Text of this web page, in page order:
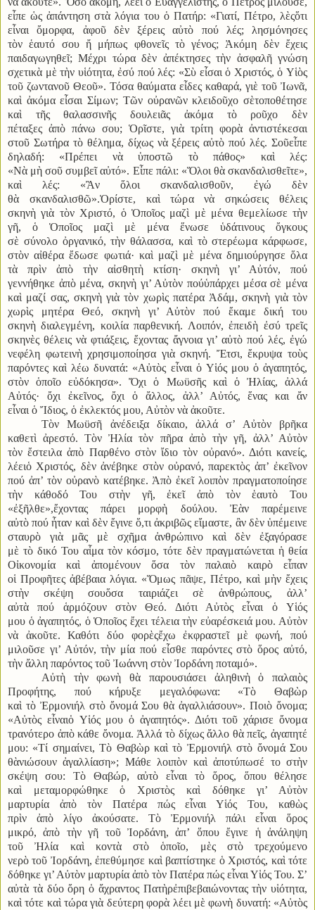
εἶπε ὡς ἀπάντηση στὰ λόγια του ὁ Πατήρ: «Γιατί, Πέτρο, λὲςὅτι
εἶναι ὄμορφα, ἀφοῦ δὲν ξέρεις αὐτὸ πού λές; λησμόνησες
τὸν ἑαυτό σου ἤ μήπως φθονεῖς τὸ γένος; Ἀκόμη δὲν ἔχεις
παιδαγωγηθεῖ; Μέχρι τώρα δὲν ἀπέκτησες τὴν ἀσφαλῆ γνώση
σχετικὰ μὲ τὴν υἱότητα, ἐσύ πού λές: «Σὺ εἶσαι ὁ Χριστός, ὁ Υἱὸς
τοῦ ζωντανοῦ Θεοῦ». Τόσα θαύματα εἶδες καθαρά, γιὲ τοῦ Ἰωνᾶ,
καὶ ἀκόμα εἶσαι Σίμων; Τῶν οὐρανῶν κλειδοῦχο σὲτοποθέτησε
καὶ τῆς θαλασσινῆς δουλειᾶς ἀκόμα τὸ ροῦχο δὲν
πέταξες ἀπὸ πάνω σου; Ὁρῖστε, γιὰ τρίτη φορὰ ἀντιστέκεσαι
στοῦ Σωτήρα τὸ θέλημα, δίχως νὰ ξέρεις αὐτὸ πού λές. Σοῦεἶπε
δηλαδή: «Πρέπει νὰ ὑποστῶ τὸ πάθος» καὶ λές:
«Νὰ μὴ σοῦ συμβεῖ αὐτό». Εἶπε πάλι: «Ὅλοι θὰ σκανδαλισθεῖτε»,
καὶ λές: «Ἂν ὅλοι σκανδαλισθοῦν, ἐγώ δὲν
θὰ σκανδαλισθῶ».Ὁρίστε, καὶ τώρα νὰ σηκώσεις θέλεις
σκηνὴ γιὰ τὸν Χριστό, ὁ Ὁποῖος μαζὶ μὲ μένα θεμελίωσε τὴν
γῆ, ὁ Ὁποῖος μαζὶ μὲ μένα ἕνωσε ὑδάτινους ὄγκους
σὲ σύνολο ὀργανικό, τὴν θάλασσα, καὶ τὸ στερέωμα κάρφωσε,
στὸν αἰθέρα ἔδωσε φωτιά· καὶ μαζὶ μὲ μένα δημιούργησε ὅλα
τὰ πρὶν ἀπὸ τὴν αἰσθητὴ κτίση· σκηνὴ γι’ Αὐτόν, πού
γεννήθηκε ἀπὸ μένα, σκηνὴ γι’ Αὐτὸν πούὑπάρχει μέσα σὲ μένα
καὶ μαζί σας, σκηνὴ γιὰ τὸν χωρὶς πατέρα Ἀδάμ, σκηνὴ γιὰ τὸν
χωρὶς μητέρα Θεό, σκηνὴ γι’ Αὐτὸν πού ἔκαμε δική του
σκηνὴ διαλεγμένη, κοιλία παρθενική. Λοιπόν, ἐπειδὴ ἐσύ τρεῖς
σκηνὲς θέλεις νὰ φτιάξεις, ἔχοντας ἄγνοια γι’ αὐτὸ πού λές, ἐγώ
νεφέλη φωτεινὴ χρησιμοποίησα γιὰ σκηνή. Ἔτσι, ἔκρυψα τοὺς
παρόντες καὶ λέω δυνατά: «Αὐτὸς εἶναι ὁ Υἱός μου ὁ ἀγαπητός,
στὸν ὁποῖο εὐδόκησα». Ὄχι ὁ Μωϋσῆς καὶ ὁ Ἠλίας, ἀλλά
Αὐτός· ὄχι ἐκεῖνος, ὄχι ὁ ἄλλος, ἀλλ’ Αὐτός, ἕνας και ἄν
εἶναι ὁ Ἴδιος, ὁ ἐκλεκτός μου, Αὐτὸν νὰ ἀκοῦτε.
Τὸν Μωϋσῆ ἀνέδειξα δίκαιο, ἀλλά σ’ Αὐτὸν βρῆκα
καθετὶ ἀρεστό. Τὸν Ἠλία τὸν πῆρα ἀπὸ τὴν γῆ, ἀλλ’ Αὐτὸν
τὸν ἔστειλα ἀπὸ Παρθένο στὸν ἴδιο τὸν οὐρανό». Διότι κανείς,
λέειὁ Χριστός, δὲν ἀνέβηκε στὸν οὐρανό, παρεκτὸς ἀπ’ ἐκεῖνον
πού ἀπ’ τὸν οὐρανὸ κατέβηκε. Ἀπὸ ἐκεῖ λοιπὸν πραγματοποίησε
τὴν κάθοδό Του στὴν γῆ, ἐκεῖ ἀπὸ τὸν ἑαυτὸ Του
«ἐξῆλθε»,ἔχοντας πάρει μορφὴ δούλου. Ἐὰν παρέμεινε
αὐτὸ πού ἦταν καὶ δὲν ἔγινε ὅ,τι ἀκριβῶς εἴμαστε, ἂν δὲν ὑπέμεινε
σταυρὸ γιὰ μᾶς μὲ σχῆμα ἀνθρώπινο καὶ δὲν ἐξαγόρασε
μὲ τὸ δικό Του αἷμα τὸν κόσμο, τότε δὲν πραγματώνεται ἡ θεία
Οἰκονομία καὶ ἀπομένουν ὅσα τὸν παλαιὸ καιρὸ εἶπαν
οἱ Προφῆτες ἀβέβαια λόγια. «Ὅμως πᾶψε, Πέτρο, καὶ μὴν ἔχεις
στὴν σκέψη σουὅσα ταιριάζει σὲ ἀνθρώπους, ἀλλ’
αὐτὰ πού ἁρμόζουν στὸν Θεό. Διότι Αὐτὸς εἶναι ὁ Υἱός
μου ὁ ἀγαπητός, ὁ Ὁποῖος ἔχει τέλεια τὴν εὐαρέσκειά μου. Αὐτὸν
νὰ ἀκοῦτε. Καθότι δύο φορὲςἔχω ἐκφραστεῖ μὲ φωνή, πού
μιλοῦσε γι’ Αὐτόν, τὴν μία πού εἶσθε παρόντες στὸ ὅρος αὐτό,
τὴν ἄλλη παρόντος τοῦ Ἰωάννη στὸν Ἰορδάνη ποταμό».
Αὐτὴ τὴν φωνὴ θὰ παρουσιάσει ἀληθινὴ ὁ παλαιὸς
Προφήτης, πού κήρυξε μεγαλόφωνα: «Τὸ Θαβὼρ
καὶ τὸ Ἐρμονιήλ στὸ ὄνομά Σου θὰ ἀγαλλιάσουν». Ποιὸ ὄνομα;
«Αὐτὸς εἶναιὁ Υἱός μου ὁ ἀγαπητός». Διότι τοῦ χάρισε ὄνομα
τρανότερο ἀπὸ κάθε ὄνομα. Ἀλλά τὸ δίχως ἄλλο θὰ πεῖς, ἀγαπητέ
μου: «Τί σημαίνει, Τὸ Θαβὼρ καὶ τὸ Ἐρμονιήλ στὸ ὄνομά Σου
θὰνιώσουν ἀγαλλίαση»; Μάθε λοιπὸν καὶ ἀποτύπωσέ το στὴν
σκέψη σου: Τὸ Θαβώρ, αὐτὸ εἶναι τὸ ὅρος, ὅπου θέλησε
καὶ μεταμορφώθηκε ὁ Χριστὸς καὶ δόθηκε γι’ Αὐτὸν
μαρτυρία ἀπὸ τὸν Πατέρα πώς εἶναι Υἱός Του, καθὼς
πρὶν ἀπὸ λίγο ἀκούσατε. Τὸ Ἐρμονιήλ πάλι εἶναι ὅρος
μικρό, ἀπὸ τὴν γῆ τοῦ Ἰορδάνη, ἀπ’ ὅπου ἔγινε ἡ ἀνάληψη
τοῦ Ἠλία καὶ κοντὰ στὸ ὁποῖο, μὲς στὸ τρεχούμενο
νερὸ τοῦ Ἰορδάνη, ἐπεθύμησε καὶ βαπτίστηκε ὁ Χριστός, καὶ τότε
δόθηκε γι’ Αὐτὸν μαρτυρία ἀπὸ τὸν Πατέρα πώς εἶναι Υἱός Του. Σ’
αὐτὰ τὰ δύο ὄρη ὁ ἄχραντος Πατὴρἐπιβεβαιώνοντας τὴν υἱότητα,
καὶ τότε καὶ τώρα γιὰ δεύτερη φορὰ λέει μὲ φωνὴ δυνατή: «Αὐτὸς